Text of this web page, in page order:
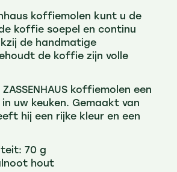
koffiemolen kunt u de
koffie soepel en continu
de handmatige
de koffie zijn volle
koffiemolen een
uw keuken. Gemaakt van
hij een rijke kleur en een
70 g
hout